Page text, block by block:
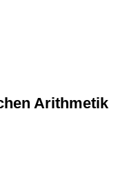
Arithmetik